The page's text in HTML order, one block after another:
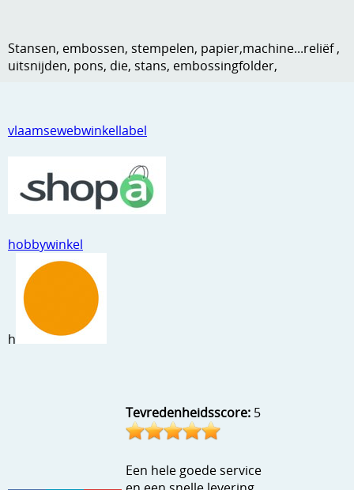
Snijmaterialen
Template, mask, stencils, grids
Wat nog, een creatief kijkje
vlaamsewebwinkellabel
hobbywinkel
h
Tevredenheidsscore: 5
Een hele goede service
Stansen, embossen, stempelen, papier,machine...reliëf ,
uitsnijden, pons, die, stans, embossingfolder,